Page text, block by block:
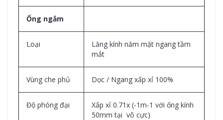
Ống ngắm
Loại
Lăng kính năm mặt ngang tầm
mắt
Vùng che phủ Dọc / Ngang xấp xỉ 100%
Độ phóng đại
Xấp xỉ 0.71x (-1m-1 với ống kính
50mm tại vô cực)